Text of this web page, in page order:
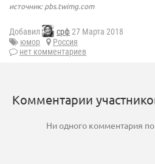
источник: pbs.twimg.com
Добавил срф 27 Марта 2018
юмор
Россия
нет комментариев
Комментарии
Ни одного комментария